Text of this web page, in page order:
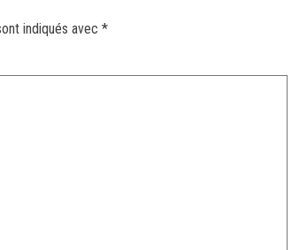
indiqués avec *